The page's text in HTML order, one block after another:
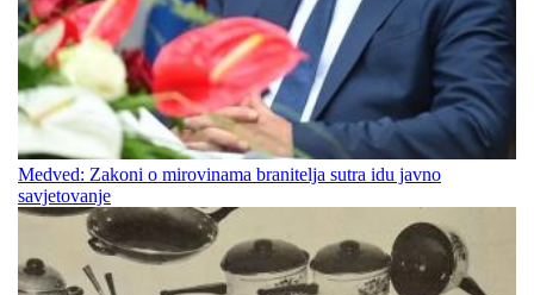
Medved: Zakoni o mirovinama branitelja sutra idu javno
savjetovanje